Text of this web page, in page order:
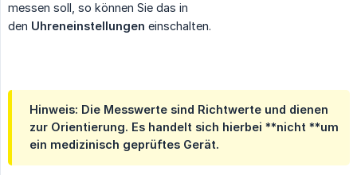
messen soll, so können Sie das in
den Uhreneinstellungen einschalten.
Hinweis: Die Messwerte sind Richtwerte und dienen
zur Orientierung. Es handelt sich hierbei **nicht **um
ein medizinisch geprüftes Gerät.